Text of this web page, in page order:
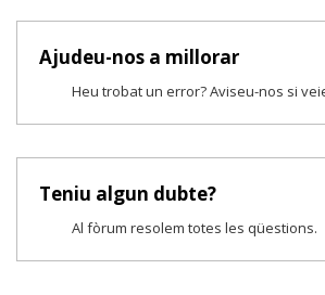
Ajudeu-nos a millorar
Heu trobat un error? Aviseu-nos si
Teniu algun dubte?
Al fòrum resolem totes les qüestions.